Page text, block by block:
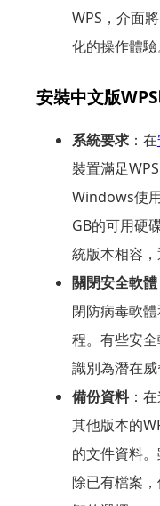
WPS，介面
化的操作體驗
安裝中文版
系統要求：在
裝置滿足
Windows使
GB的可用硬
統版本相容，
關閉安全軟體
閉防病毒軟
程。有些安
識別為潛在威
備份資料：
其他版本的
的文件資料
除已有檔案